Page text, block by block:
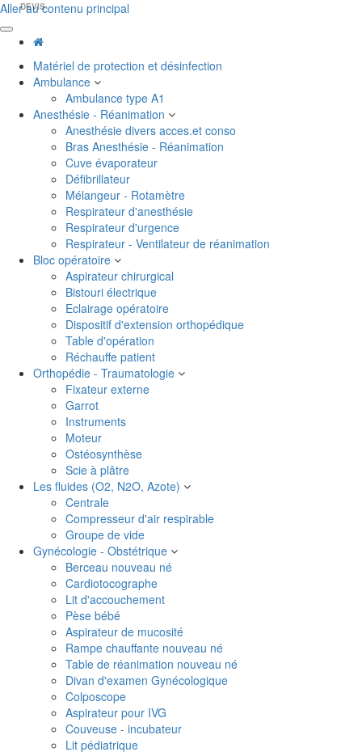
Aller au contenu principal
Matériel de protection et désinfection
Ambulance
Ambulance type A1
Anesthésie - Réanimation
Anesthésie divers acces.et conso
Bras Anesthésie - Réanimation
Cuve évaporateur
Défibrillateur
Mélangeur - Rotamètre
Respirateur d'anesthésie
Respirateur d'urgence
Respirateur - Ventilateur de réanimation
Bloc opératoire
Aspirateur chirurgical
Bistouri électrique
Eclairage opératoire
Dispositif d'extension orthopédique
Table d'opération
Réchauffe patient
Orthopédie - Traumatologie
Fixateur externe
Garrot
Instruments
Moteur
Ostéosynthèse
Scie à plâtre
Les fluides (O2, N2O, Azote)
Centrale
Compresseur d'air respirable
Groupe de vide
Gynécologie - Obstétrique
Berceau nouveau né
Cardiotocographe
Lit d'accouchement
Pèse bébé
Aspirateur de mucosité
Rampe chauffante nouveau né
Table de réanimation nouveau né
Divan d'examen Gynécologique
Colposcope
Aspirateur pour IVG
Couveuse - incubateur
Lit pédiatrique
DEVIS